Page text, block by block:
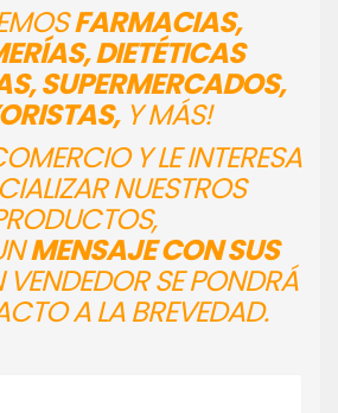
FARMACIAS,
DIETÉTICAS
SUPERMERCADOS,
Y MÁS!
Y LE INTERESA
NUESTROS
MENSAJE CON SUS
SE PONDRÁ
A LA BREVEDAD.